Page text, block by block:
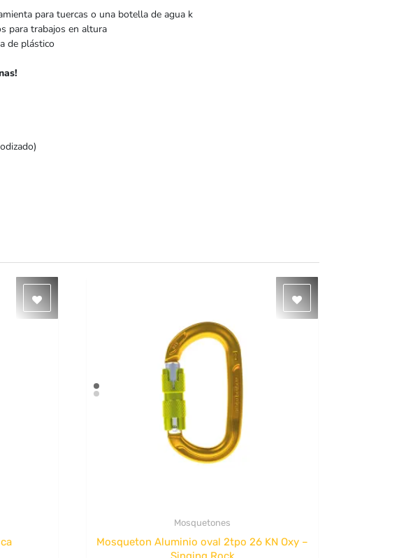
para tuercas o una botella de agua k
para trabajos en altura
de plástico
Mosquetones
Mosqueton Aluminio oval 2tpo 26 KN Oxy –